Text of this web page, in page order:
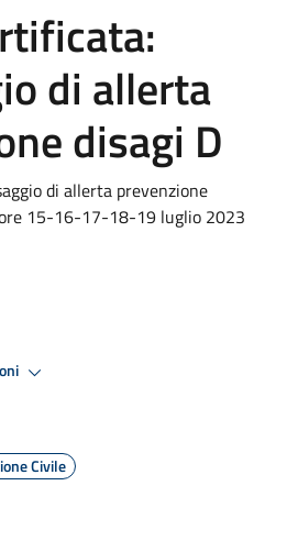
di allerta
disagi D
di allerta prevenzione
15-16-17-18-19 luglio 2023
Civile